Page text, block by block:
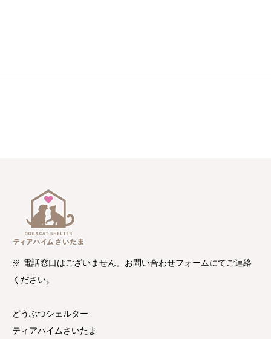
※ 電話窓口はございません。お問い合わせフォームにてご連絡
ください。
どうぶつシェルター
ティアハイムさいたま